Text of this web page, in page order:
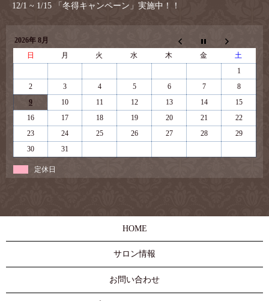
12/1 ~ 1/15 「冬得キャンペーン」実施中！！
2026年 8月
日
月 火 水 木 金
土
1
2
3 4 5 6 7
8
9
10 11 12 13 14
15
16
17 18 19 20 21
22
23
24 25 26 27 28
29
30
31
定休日
HOME
サロン情報
お問い合わせ